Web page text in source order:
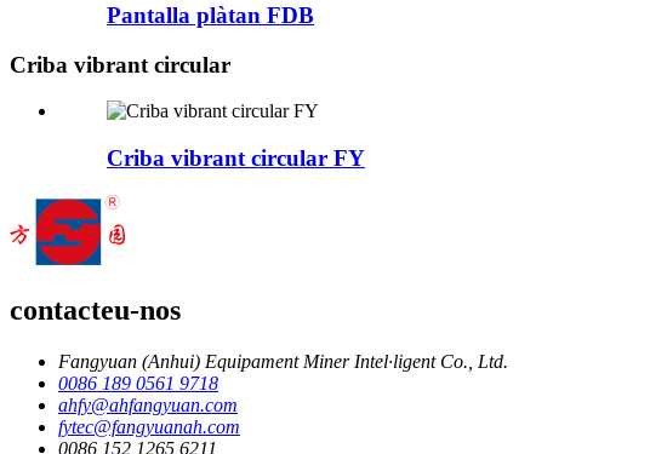
Pantalla plàtan FDB
Criba vibrant circular
Criba vibrant circular FY
contacteu-nos
Fangyuan (Anhui) Equipament Miner Intel·ligent Co., Ltd.
0086 189 0561 9718
ahfy@ahfangyuan.com
fytec@fangyuanah.com
0086 152 1265 6211